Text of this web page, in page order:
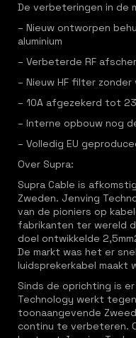
De verbeteringen in de
– Nieuw ontworpen
aluminium
– Verbeterde RF
– Nieuw HF filter
– 10A afgezekerd tot
– Interne opbouw nog
– Volledig EU
Over Supra:
Supra Cable is
Zweden. Jenving
van de pioniers op
fabrikanten ter wereld
doel ontwikkelde
De markt was het er
luidsprekerkabel maakt
Sinds de oprichting is
Technology werkt
toonaangevende
continu te verbeteren.